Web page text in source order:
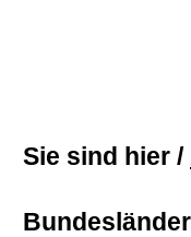
Sie sind hier /